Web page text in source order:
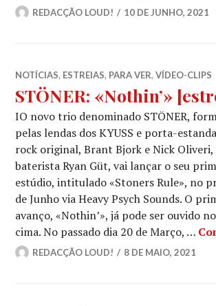
REDACÇÃO LOUD! 10 DE JUNHO, 2021
NOTÍCIAS, ESTREIAS, PARA VER,VÍDEO-CLIPS
STÖNER: «Nothin’»
IO novo trio denominado STÖNER,
pelas lendas dos KYUSS e porta-
rock original, Brant Bjork e Nick Oliveri,
baterista Ryan Güt, vai lançar o seu
estúdio, intitulado «Stoners Rule», no
de Junho via Heavy Psych Sounds. O
avanço, «Nothin’», já pode ser ouvido
cima. No passado dia 20 de Março, …
REDACÇÃO LOUD! 8 DE MAIO, 2021